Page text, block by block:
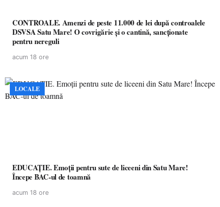
CONTROALE. Amenzi de peste 11.000 de lei după controalele
DSVSA Satu Mare! O covrigărie și o cantină, sancționate
pentru nereguli
acum 18 ore
LOCALE
EDUCAȚIE. Emoții pentru sute de liceeni din Satu Mare!
Începe BAC-ul de toamnă
acum 18 ore